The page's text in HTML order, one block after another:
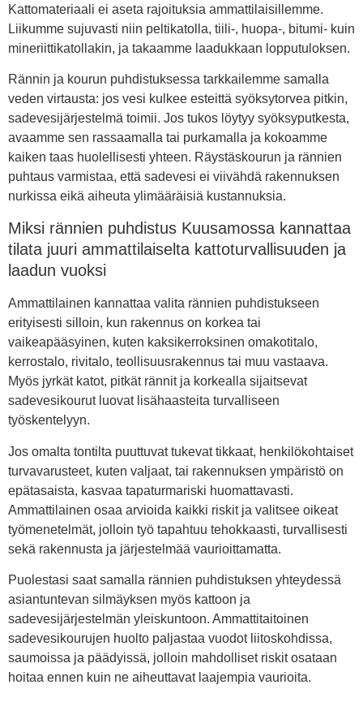
Kattomateriaali ei aseta rajoituksia ammattilaisillemme.
Liikumme sujuvasti niin peltikatolla, tiili-, huopa-, bitumi- kuin
mineriittikatollakin, ja takaamme laadukkaan lopputuloksen.
Rännin ja kourun puhdistuksessa tarkkailemme samalla
veden virtausta: jos vesi kulkee esteittä syöksytorvea pitkin,
sadevesijärjestelmä toimii. Jos tukos löytyy syöksyputkesta,
avaamme sen rassaamalla tai purkamalla ja kokoamme
kaiken taas huolellisesti yhteen. Räystäskourun ja rännien
puhtaus varmistaa, että sadevesi ei viivähdä rakennuksen
nurkissa eikä aiheuta ylimääräisiä kustannuksia.
Miksi rännien puhdistus Kuusamossa kannattaa
tilata juuri ammattilaiselta kattoturvallisuuden ja
laadun vuoksi
Ammattilainen kannattaa valita rännien puhdistukseen
erityisesti silloin, kun rakennus on korkea tai
vaikeapääsyinen, kuten kaksikerroksinen omakotitalo,
kerrostalo, rivitalo, teollisuusrakennus tai muu vastaava.
Myös jyrkät katot, pitkät rännit ja korkealla sijaitsevat
sadevesikourut luovat lisähaasteita turvalliseen
työskentelyyn.
Jos omalta tontilta puuttuvat tukevat tikkaat, henkilökohtaiset
turvavarusteet, kuten valjaat, tai rakennuksen ympäristö on
epätasaista, kasvaa tapaturmariski huomattavasti.
Ammattilainen osaa arvioida kaikki riskit ja valitsee oikeat
työmenetelmät, jolloin työ tapahtuu tehokkaasti, turvallisesti
sekä rakennusta ja järjestelmää vaurioittamatta.
Puolestasi saat samalla rännien puhdistuksen yhteydessä
asiantuntevan silmäyksen myös kattoon ja
sadevesijärjestelmän yleiskuntoon. Ammattitaitoinen
sadevesikourujen huolto paljastaa vuodot liitoskohdissa,
saumoissa ja päädyissä, jolloin mahdolliset riskit osataan
hoitaa ennen kuin ne aiheuttavat laajempia vaurioita.